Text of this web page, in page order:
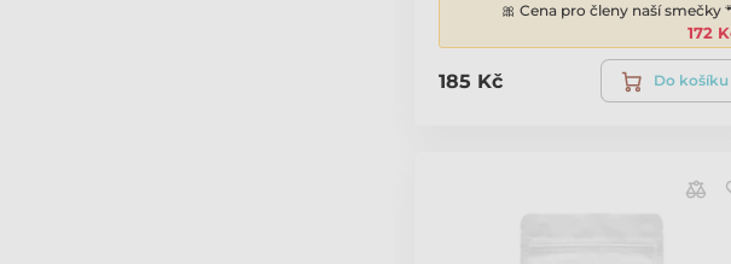
🎀 Cena pro členy naší smečky
172
185 Kč Do košíku